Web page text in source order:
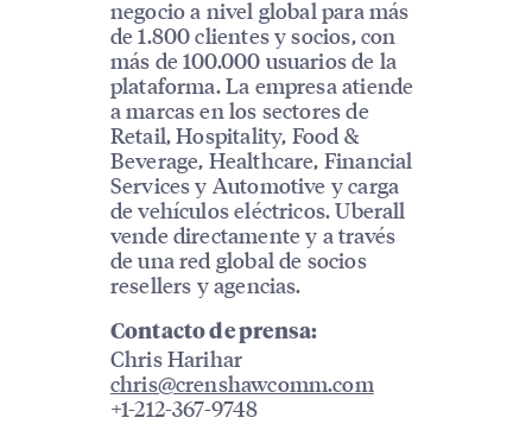
negocio a nivel global para más
de 1.800 clientes y socios, con
más de 100.000 usuarios de la
plataforma. La empresa atiende
a marcas en los sectores de
Retail, Hospitality, Food &
Beverage, Healthcare, Financial
Services y Automotive y carga
de vehículos eléctricos. Uberall
vende directamente y a través
de una red global de socios
resellers y agencias.
Contacto de prensa:
Chris Harihar
chris@crenshawcomm.com
+1-212-367-9748